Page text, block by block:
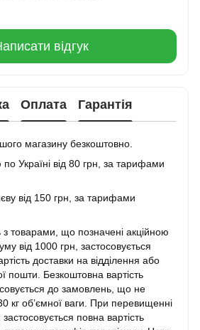
відгук
Оплата Гарантія
магазину безкоштовно.
Україні від 80 грн, за тарифами
від 150 грн, за тарифами
товарами, що позначені акційною
від 1000 грн, застосовується
доставки на відділення або
пошти. Безкоштовна вартість
до замовлень, що не
кг об’ємної ваги. При перевищенні
повна вартість